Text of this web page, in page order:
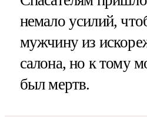
немало усилий,
мужчину из
салона, но к тому
был мертв.